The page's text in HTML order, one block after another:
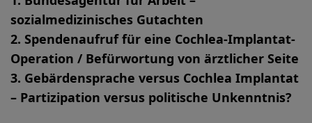
sozialmedizinisches Gutachten
2. Spendenaufruf für eine Cochlea-Implantat-
Operation / Befürwortung von ärztlicher Seite
3. Gebärdensprache versus Cochlea Implantat
– Partizipation versus politische Unkenntnis?